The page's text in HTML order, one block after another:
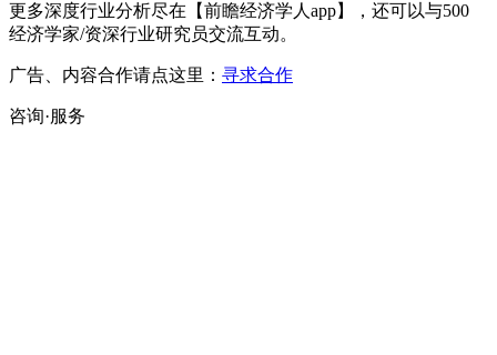
更多深度行业分析尽在【前瞻经济学人app】，还可以与500
经济学家/资深行业研究员交流互动。
广告、内容合作请点这里： 寻求合作
咨询·服务